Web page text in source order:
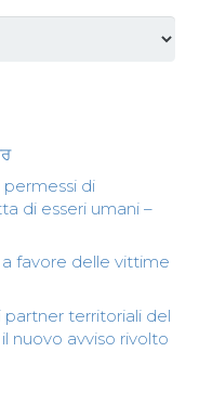
permessi di
di esseri umani –
favore delle vittime
partner territoriali del
nuovo avviso rivolto